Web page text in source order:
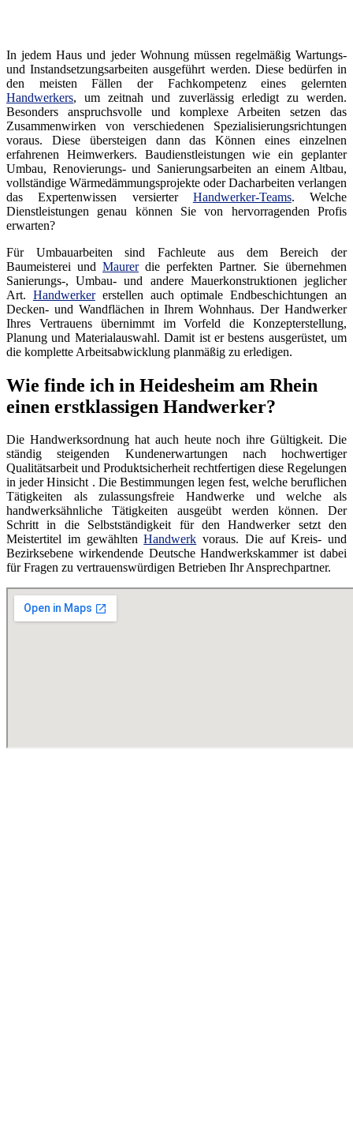
In jedem Haus und jeder Wohnung müssen regelmäßig Wartungs-
und Instandsetzungsarbeiten ausgeführt werden. Diese bedürfen in
den meisten Fällen der Fachkompetenz eines gelernten
Handwerkers, um zeitnah und zuverlässig erledigt zu werden.
Besonders anspruchsvolle und komplexe Arbeiten setzen das
Zusammenwirken von verschiedenen Spezialisierungsrichtungen
voraus. Diese übersteigen dann das Können eines einzelnen
erfahrenen Heimwerkers. Baudienstleistungen wie ein geplanter
Umbau, Renovierungs- und Sanierungsarbeiten an einem Altbau,
vollständige Wärmedämmungsprojekte oder Dacharbeiten verlangen
das Expertenwissen versierter Handwerker-Teams. Welche
Dienstleistungen genau können Sie von hervorragenden Profis
erwarten?
Für Umbauarbeiten sind Fachleute aus dem Bereich der
Baumeisterei und Maurerdie perfekten Partner. Sie übernehmen
Sanierungs-, Umbau- und andere Mauerkonstruktionen jeglicher
Art. Handwerkererstellen auch optimale Endbeschichtungen an
Decken- und Wandflächen in Ihrem Wohnhaus. Der Handwerker
Ihres Vertrauens übernimmt im Vorfeld die Konzepterstellung,
Planung und Materialauswahl. Damit ist er bestens ausgerüstet, um
die komplette Arbeitsabwicklung planmäßig zu erledigen.
Wie finde ich in Heidesheim am Rhein
einen erstklassigen Handwerker?
Die Handwerksordnung hat auch heute noch ihre Gültigkeit. Die
ständig steigenden Kundenerwartungen nach hochwertiger
Qualitätsarbeit und Produktsicherheit rechtfertigen diese Regelungen
in jeder Hinsicht . Die Bestimmungen legen fest, welche beruflichen
Tätigkeiten als zulassungsfreie Handwerke und welche als
handwerksähnliche Tätigkeiten ausgeübt werden können. Der
Schritt in die Selbstständigkeit für den Handwerker setzt den
Meistertitel im gewähltenHandwerk voraus. Die auf Kreis- und
Bezirksebene wirkendende Deutsche Handwerkskammer ist dabei
für Fragen zu vertrauenswürdigen Betrieben Ihr Ansprechpartner.